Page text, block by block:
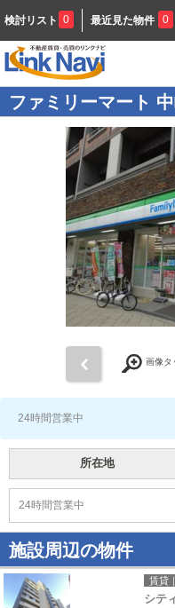
検討リスト 0 最近見た物件 0
ファミリーマート
画像タ
24時間営業中
所在地
24時間営業中
施設周辺の物件
賃貸
シテ